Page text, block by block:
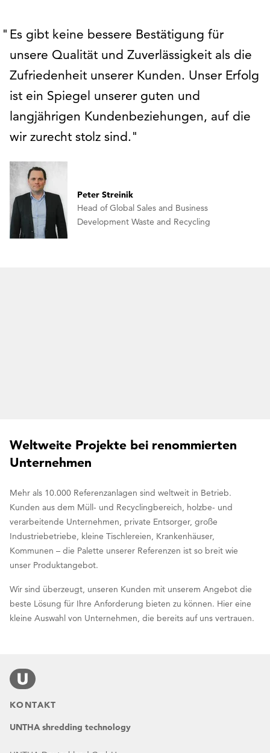
Es gibt keine bessere Bestätigung für
unsere Qualität und Zuverlässigkeit als die
Zufriedenheit unserer Kunden. Unser Erfolg
ist ein Spiegel unserer guten und
langjährigen Kundenbeziehungen, auf die
wir zurecht stolz sind.
Peter Streinik
Head of Global Sales and Business
Development Waste and Recycling
Weltweite Projekte bei renommierten
Unternehmen
Mehr als 10.000 Referenzanlagen sind weltweit in Betrieb.
Kunden aus dem Müll- und Recyclingbereich, holzbe- und
verarbeitende Unternehmen, private Entsorger, große
Industriebetriebe, kleine Tischlereien, Krankenhäuser,
Kommunen – die Palette unserer Referenzen ist so breit wie
unser Produktangebot.
Wir sind überzeugt, unseren Kunden mit unserem Angebot die
beste Lösung für Ihre Anforderung bieten zu können. Hier eine
kleine Auswahl von Unternehmen, die bereits auf uns vertrauen.
KONTAKT
UNTHA shredding technology